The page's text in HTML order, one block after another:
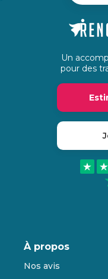
Un
pour des
À propos
Nos avis